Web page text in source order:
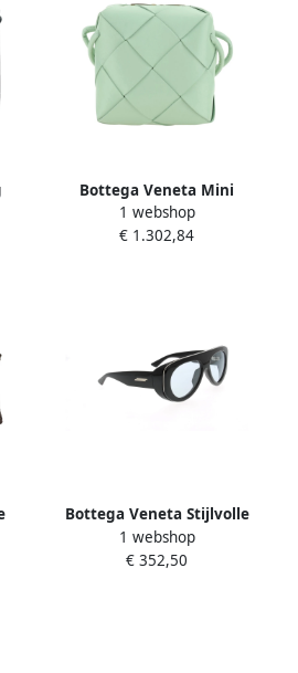
Bottega Veneta Mini
Cassette Schoudertas Green
Dames
1 webshop
€ 1.302,84
Bottega Veneta Stijlvolle
zonnebril voor modieuze
looks Black Unisex
1 webshop
€ 352,50